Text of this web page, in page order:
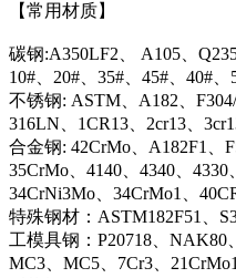
【常用材质】
碳钢:A350LF2、 A105、
10#、20#、35#、45#、40#、
不锈钢: ASTM、A182、
316LN、1CR13、2cr13、
合金钢: 42CrMo、A182F1、
35CrMo、4140、4340、
34CrNi3Mo、34CrMo1、
特殊钢材：ASTM182F51、
工模具钢：P20718、NAK80
MC3、MC5、7Cr3、